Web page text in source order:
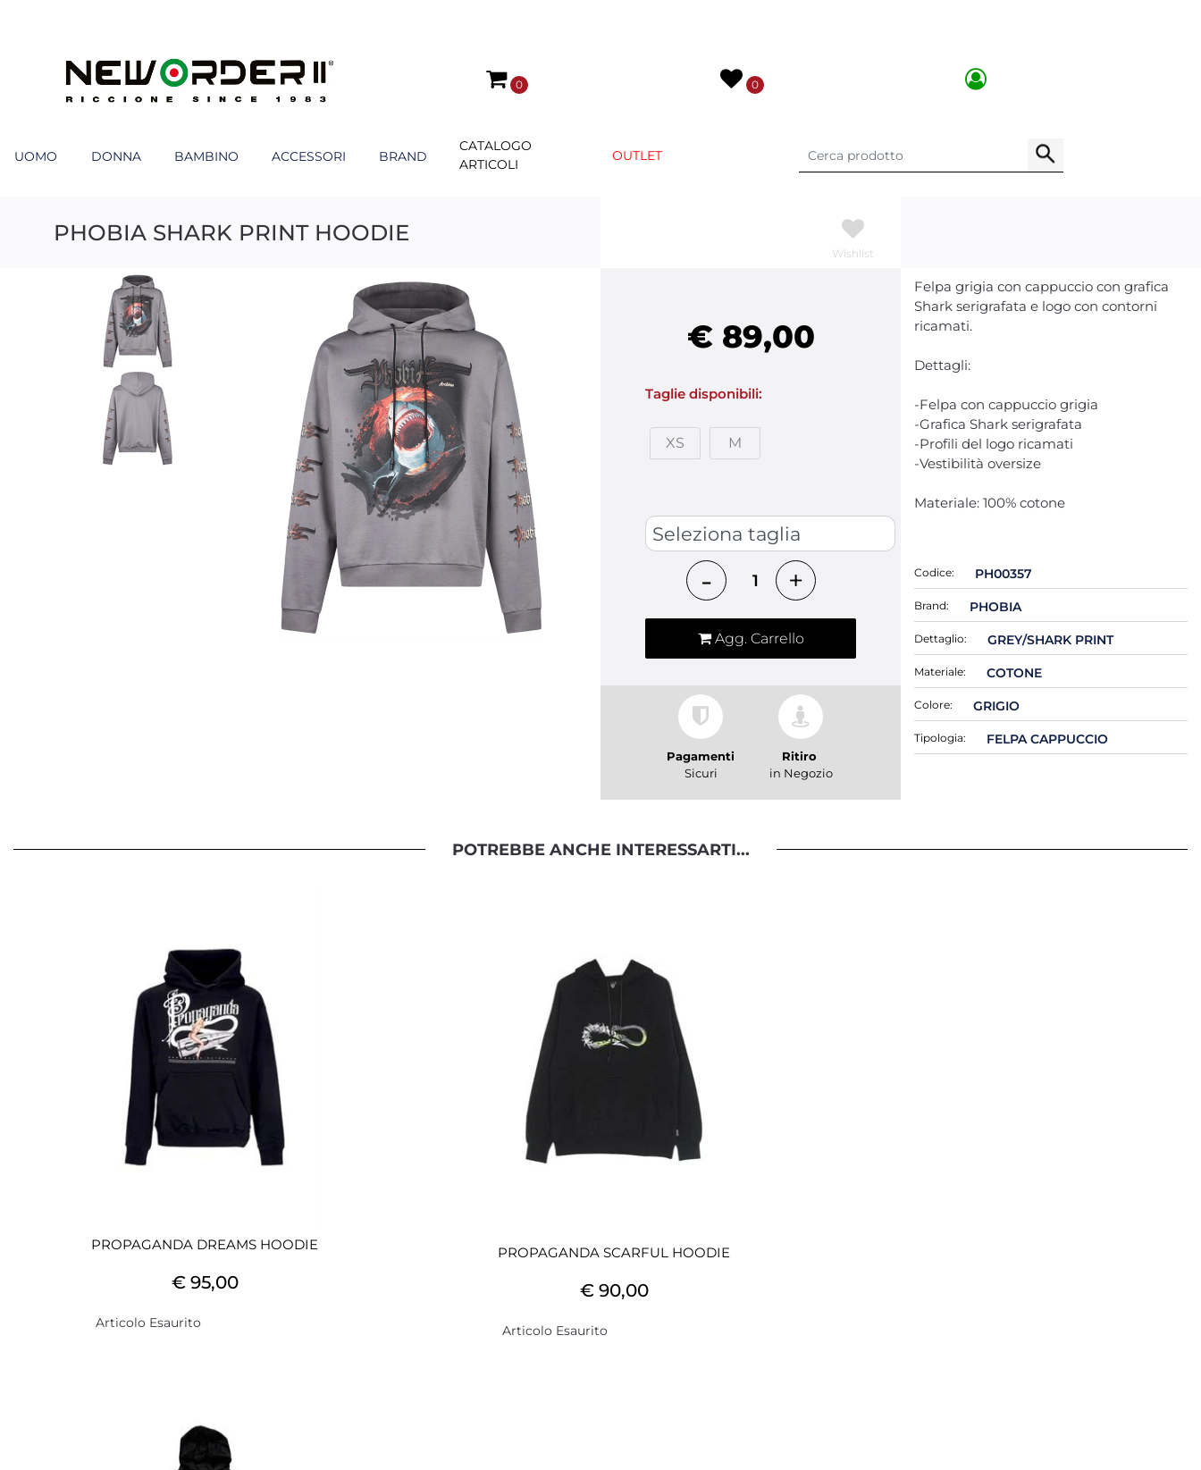
0 0
UOMO DONNA BAMBINO ACCESSORI BRAND
CATALOGO
ARTICOLI
OUTLET
PHOBIA SHARK PRINT HOODIE
Wishlist
€ 89,00
Taglie disponibili:
XS M
Quantità
Agg. Carrello
Pagamenti
Sicuri
Ritiro
in Negozio
Felpa grigia con cappuccio con grafica
Shark serigrafata e logo con contorni
ricamati.
Dettagli:
-Felpa con cappuccio grigia
-Grafica Shark serigrafata
-Profili del logo ricamati
-Vestibilità oversize
Materiale: 100% cotone
Codice: PH00357
Brand: PHOBIA
Dettaglio: GREY/SHARK PRINT
Materiale: COTONE
Colore: GRIGIO
Tipologia: FELPA CAPPUCCIO
POTREBBE ANCHE INTERESSARTI...
PROPAGANDA DREAMS HOODIE
€ 95,00
Articolo Esaurito
PROPAGANDA SCARFUL HOODIE
€ 90,00
Articolo Esaurito